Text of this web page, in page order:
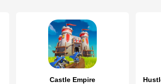
Castle Empire